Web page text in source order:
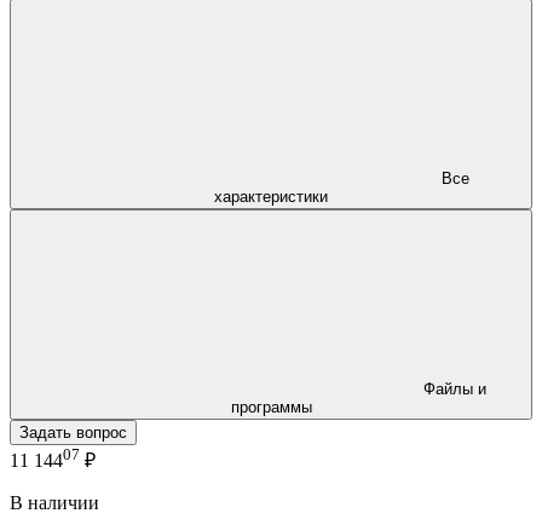
характеристики
программы
Задать вопрос
11 14407 ₽
В наличии